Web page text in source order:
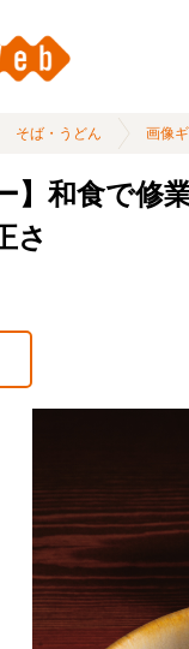
そば・うどん 画像
】和食で修
さ